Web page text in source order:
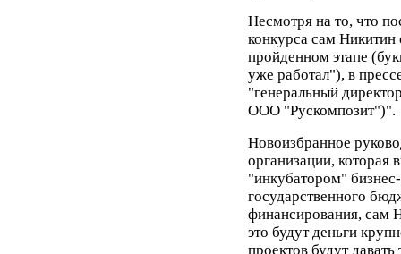
Несмотря на то, что
конкурса сам Никитин
пройденном этапе
уже работал"), в
"генеральный
ООО "Рускомпозит")".
Новоизбранное
организации, которая
"инкубатором"
государственного
финансирования, сам
это будут деньги
проектов будут